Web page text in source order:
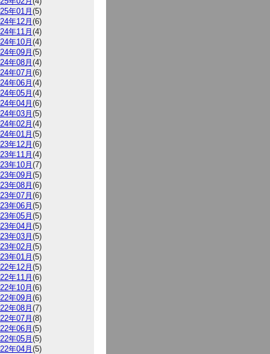
年01月 (5)
年12月 (6)
年11月 (4)
年10月 (4)
年09月 (5)
年08月 (4)
年07月 (6)
年06月 (4)
年05月 (4)
年04月 (6)
年03月 (5)
年02月 (4)
年01月 (5)
年12月 (6)
年11月 (4)
年10月 (7)
年09月 (5)
年08月 (6)
年07月 (6)
年06月 (5)
年05月 (5)
年04月 (5)
年03月 (5)
年02月 (5)
年01月 (5)
年12月 (5)
年11月 (6)
年10月 (6)
年09月 (6)
年08月 (7)
年07月 (8)
年06月 (5)
年05月 (5)
年04月 (5)